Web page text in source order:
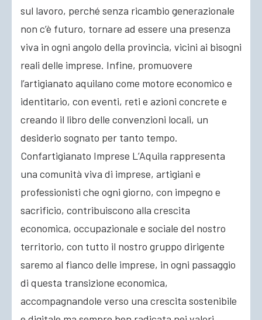
sul lavoro, perché senza ricambio generazionale
non c’è futuro, tornare ad essere una presenza
viva in ogni angolo della provincia, vicini ai bisogni
reali delle imprese. Infine, promuovere
l’artigianato aquilano come motore economico e
identitario, con eventi, reti e azioni concrete e
creando il libro delle convenzioni locali, un
desiderio sognato per tanto tempo.
Confartigianato Imprese L’Aquila rappresenta
una comunità viva di imprese, artigiani e
professionisti che ogni giorno, con impegno e
sacrificio, contribuiscono alla crescita
economica, occupazionale e sociale del nostro
territorio, con tutto il nostro gruppo dirigente
saremo al fianco delle imprese, in ogni passaggio
di questa transizione economica,
accompagnandole verso una crescita sostenibile